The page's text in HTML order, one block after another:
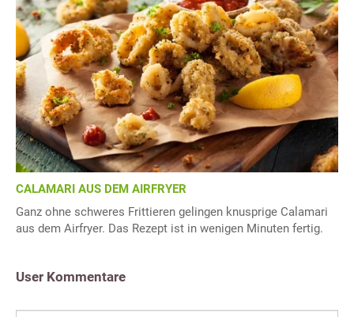
CALAMARI AUS DEM AIRFRYER
Ganz ohne schweres Frittieren gelingen knusprige Calamari
aus dem Airfryer. Das Rezept ist in wenigen Minuten fertig.
User Kommentare